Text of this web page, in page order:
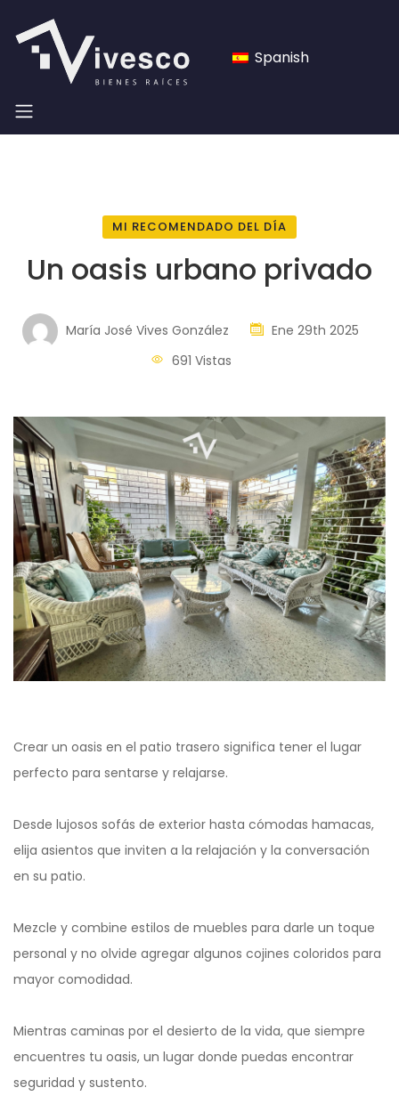
Spanish
MI RECOMENDADO DEL DÍA
Un oasis urbano privado
María José Vives González
Ene 29th 2025
691 Vistas
Crear un oasis en el patio trasero significa tener el lugar
perfecto para sentarse y relajarse.
Desde lujosos sofás de exterior hasta cómodas hamacas,
elija asientos que inviten a la relajación y la conversación
en su patio.
Mezcle y combine estilos de muebles para darle un toque
personal y no olvide agregar algunos cojines coloridos para
mayor comodidad.
Mientras caminas por el desierto de la vida, que siempre
encuentres tu oasis, un lugar donde puedas encontrar
seguridad y sustento.